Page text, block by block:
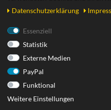
Rechtliches
AGB
Daten­schutz­erklärung
Essenziell
Statistik
Externe Medien
PayPal
Funktional
Weitere Einstellungen